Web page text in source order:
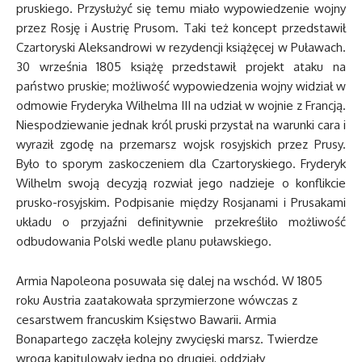
pruskiego. Przysłużyć się temu miało wypowiedzenie wojny
przez Rosję i Austrię Prusom. Taki też koncept przedstawił
Czartoryski Aleksandrowi w rezydencji książęcej w Puławach.
30 września 1805 książę przedstawił projekt ataku na
państwo pruskie; możliwość wypowiedzenia wojny widział w
odmowie Fryderyka Wilhelma III na udział w wojnie z Francją.
Niespodziewanie jednak król pruski przystał na warunki cara i
wyraził zgodę na przemarsz wojsk rosyjskich przez Prusy.
Było to sporym zaskoczeniem dla Czartoryskiego. Fryderyk
Wilhelm swoją decyzją rozwiał jego nadzieje o konflikcie
prusko-rosyjskim. Podpisanie między Rosjanami i Prusakami
układu o przyjaźni definitywnie przekreśliło możliwość
odbudowania Polski wedle planu puławskiego.
Armia Napoleona posuwała się dalej na wschód. W 1805
roku Austria zaatakowała sprzymierzone wówczas z
cesarstwem francuskim Księstwo Bawarii. Armia
Bonapartego zaczęła kolejny zwycięski marsz. Twierdze
wroga kapitulowały jedna po drugiej, oddziały